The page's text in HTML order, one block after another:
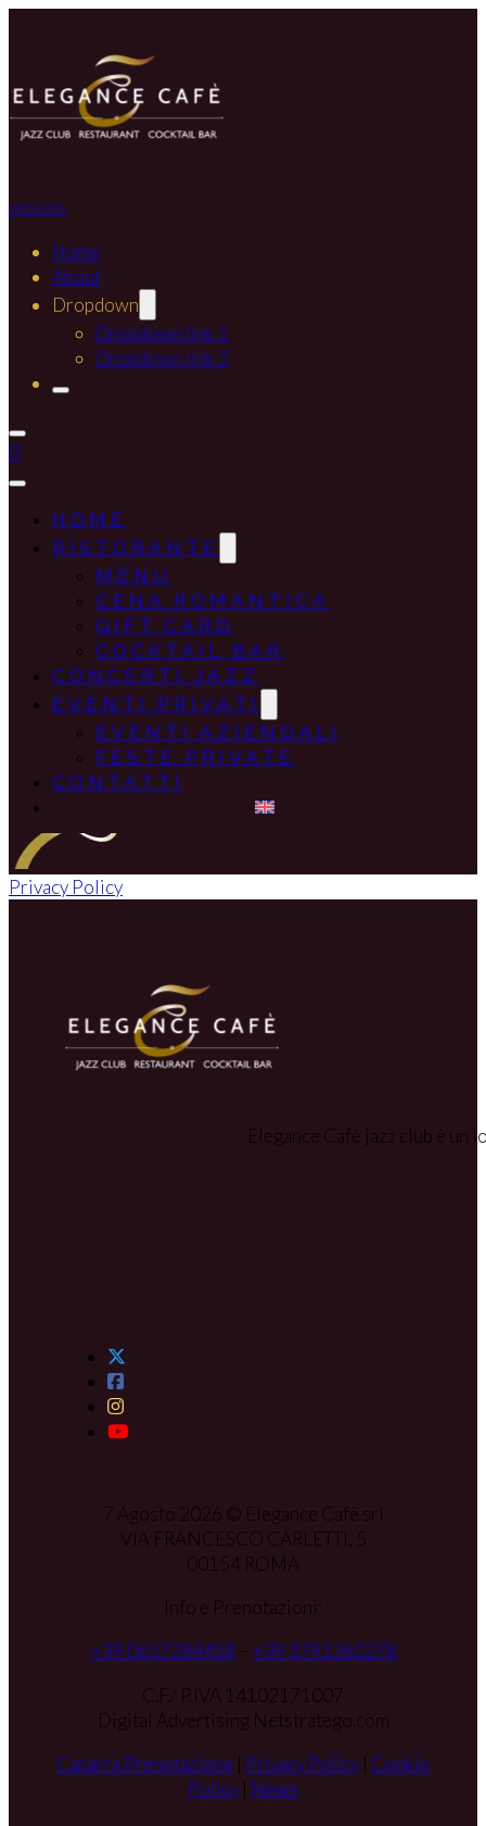
PRENOTA
Home
About
Dropdown
Dropdown link 1
Dropdown link 2
0
HOME
RISTORANTE
MENU
CENA ROMANTICA
GIFT CARD
COCKTAIL BAR
CONCERTI JAZZ
EVENTI PRIVATI
EVENTI AZIENDALI
FESTE PRIVATE
CONTATTI
Privacy Policy
Elegance Cafè jazz club è un
7 Agosto 2026 © Elegance Cafè srl
VIA FRANCESCO CARLETTI, 5
00154 ROMA
Info e Prenotazioni:
+39 0657284458 – +39 3791360278
C.F./ P.IVA 14102171007
Digital Advertising Netstratego.com
Caparra Prenotazione | Privacy Policy | Cookie
Policy | News